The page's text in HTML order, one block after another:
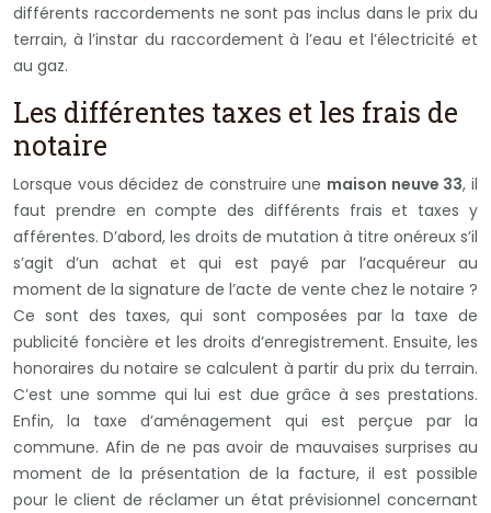
différents raccordements ne sont pas inclus dans le prix du
terrain, à l’instar du raccordement à l’eau et l’électricité et
au gaz.
Les différentes taxes et les frais de
notaire
Lorsque vous décidez de construire une maison neuve 33, il
faut prendre en compte des différents frais et taxes y
afférentes. D’abord, les droits de mutation à titre onéreux s’il
s’agit d’un achat et qui est payé par l’acquéreur au
moment de la signature de l’acte de vente chez le notaire ?
Ce sont des taxes, qui sont composées par la taxe de
publicité foncière et les droits d’enregistrement. Ensuite, les
honoraires du notaire se calculent à partir du prix du terrain.
C’est une somme qui lui est due grâce à ses prestations.
Enfin, la taxe d’aménagement qui est perçue par la
commune. Afin de ne pas avoir de mauvaises surprises au
moment de la présentation de la facture, il est possible
pour le client de réclamer un état prévisionnel concernant